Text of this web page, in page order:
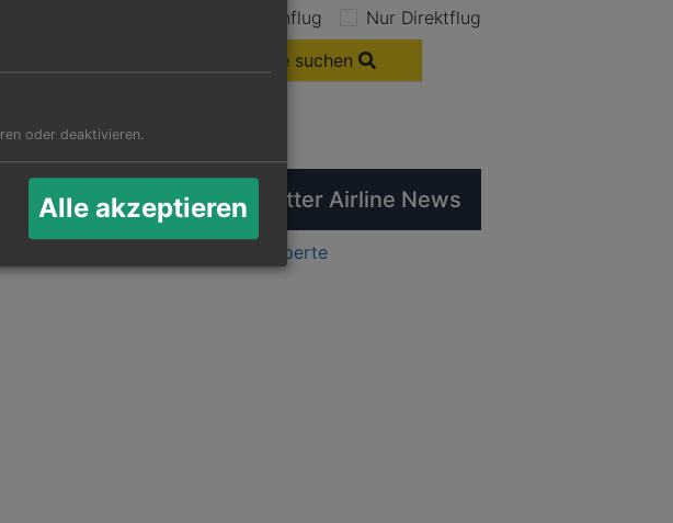
Nur Hinflug
Nur Direktflug
Flüge suchen
Aktuelle Twitter Airline News
Tweets by flugexperte
oder deaktivieren.
Alle akzeptieren